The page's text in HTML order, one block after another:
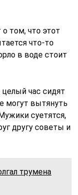
том, что этот
что-то
в воде стоит
целый час сидят
могут вытянуть
суетятся,
другу советы и
трумена